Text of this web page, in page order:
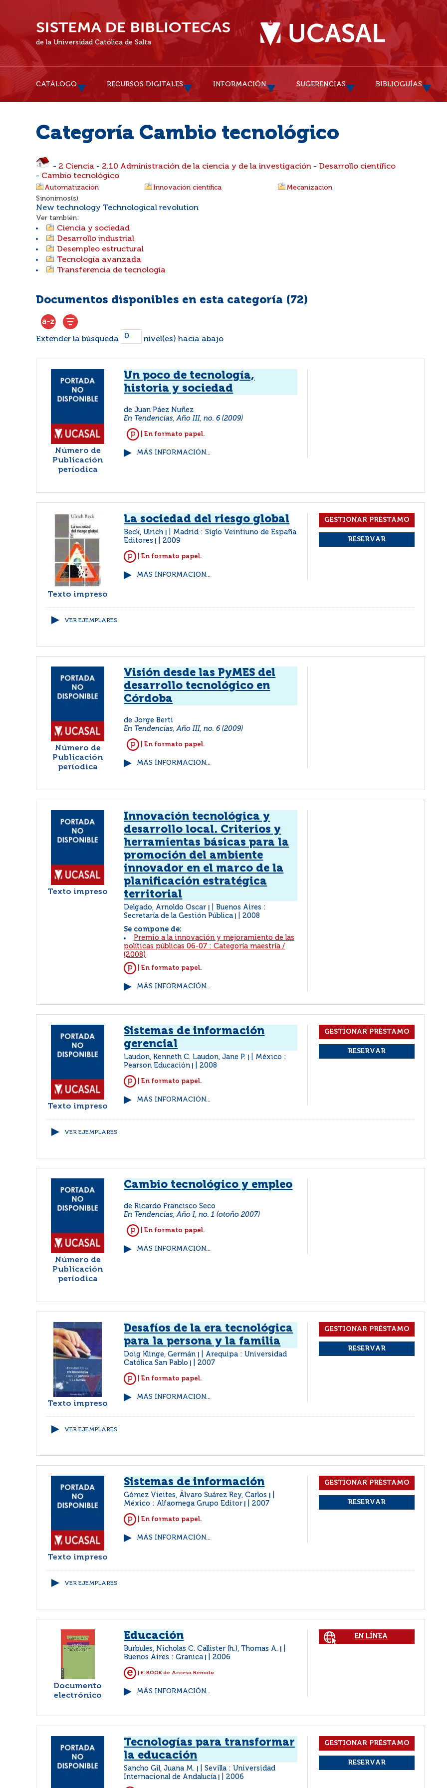
de la Universidad Católica de Salta
CATÁLOGO RECURSOS DIGITALES INFORMACIÓN SUGERENCIAS BIBLIOGUÍAS
Categoría Cambio tecnológico
- 2 Ciencia - 2.10 Administración de la ciencia y de la investigación - Desarrollo científico
- Cambio tecnológico
Automatización Innovación científica
Mecanización
Sinónimos(s)
New technology Technological revolution
Ver también:
Ciencia y sociedad
Desarrollo industrial
Desempleo estructural
Tecnología avanzada
Transferencia de tecnología
Documentos disponibles en esta categoría (72)
Extender la búsqueda nivel(es) hacia abajo
Número de
Publicación
períodica
Un poco de tecnología,
historia y sociedad
de Juan Páez Nuñez
En Tendencias, Año III, no. 6 (2009)
| En formato papel.
MÁS INFORMACIÓN...
Texto impreso
La sociedad del riesgo global
Beck, Ulrich
Madrid : Siglo Veintiuno de España
Editores
2009
| En formato papel.
MÁS INFORMACIÓN...
VER EJEMPLARES
Número de
Publicación
períodica
Visión desde las PyMES del
desarrollo tecnológico en
Córdoba
de Jorge Berti
En Tendencias, Año III, no. 6 (2009)
| En formato papel.
MÁS INFORMACIÓN...
Texto impreso
Innovación tecnológica y
desarrollo local. Criterios y
herramientas básicas para la
promoción del ambiente
innovador en el marco de la
planificación estratégica
territorial
Delgado, Arnoldo Oscar
Buenos Aires :
Secretaría de la Gestión Pública
2008
Se compone de:
Premio a la innovación y mejoramiento de las
políticas públicas 06-07 : Categoría maestría /
(2008)
| En formato papel.
MÁS INFORMACIÓN...
Texto impreso
Sistemas de información
gerencial
Laudon, Kenneth C. Laudon, Jane P.
México :
Pearson Educación
2008
| En formato papel.
MÁS INFORMACIÓN...
VER EJEMPLARES
Número de
Publicación
períodica
Cambio tecnológico y empleo
de Ricardo Francisco Seco
En Tendencias, Año I, no. 1 (otoño 2007)
| En formato papel.
MÁS INFORMACIÓN...
Texto impreso
Desafíos de la era tecnológica
para la persona y la familia
Doig Klinge, Germán
Arequipa : Universidad
Católica San Pablo
2007
| En formato papel.
MÁS INFORMACIÓN...
VER EJEMPLARES
Texto impreso
Sistemas de información
Gómez Vieites, Álvaro Suárez Rey, Carlos
México : Alfaomega Grupo Editor 2007
| En formato papel.
MÁS INFORMACIÓN...
VER EJEMPLARES
Documento
electrónico
Educación
Burbules, Nicholas C. Callister (h.), Thomas A.
Buenos Aires : Granica 2006
| E-BOOK de Acceso Remoto
MÁS INFORMACIÓN...
EN LÍNEA
Tecnologías para transformar
la educación
Sancho Gil, Juana M.
Sevilla : Universidad
Internacional de Andalucía
2006